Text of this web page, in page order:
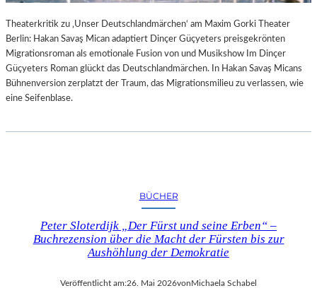
Theaterkritik zu ‚Unser Deutschlandmärchen‘ am Maxim Gorki Theater
Berlin: Hakan Savaş Mican adaptiert Dinçer Güçyeters preisgekrönten
Migrationsroman als emotionale Fusion von und Musikshow Im Dinçer
Güçyeters Roman glückt das Deutschlandmärchen. In Hakan Savaş Micans
Bühnenversion zerplatzt der Traum, das Migrationsmilieu zu verlassen, wie
eine Seifenblase.
BÜCHER
Peter Sloterdijk „Der Fürst und seine Erben“ –
Buchrezension über die Macht der Fürsten bis zur
Aushöhlung der Demokratie
Veröffentlicht am:26. Mai 2026vonMichaela Schabel